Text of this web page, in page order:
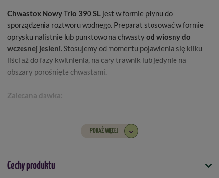
Chwastox Nowy Trio 390 SL jest w formie płynu do
sporządzenia roztworu wodnego. Preparat stosować w formie
oprysku nalistnie lub punktowo na chwastyod wiosny do
wczesnej jesieni. Stosujemy od momentu pojawienia się kilku
liści aż do fazy kwitnienia, na cały trawnik lub jedynie na
obszary porośnięte chwastami.
Zalecana dawka:
roztworu, co pozwala na oprysk 100 m² powierzchni.
POKAŻ WIĘCEJ
Cechy produktu